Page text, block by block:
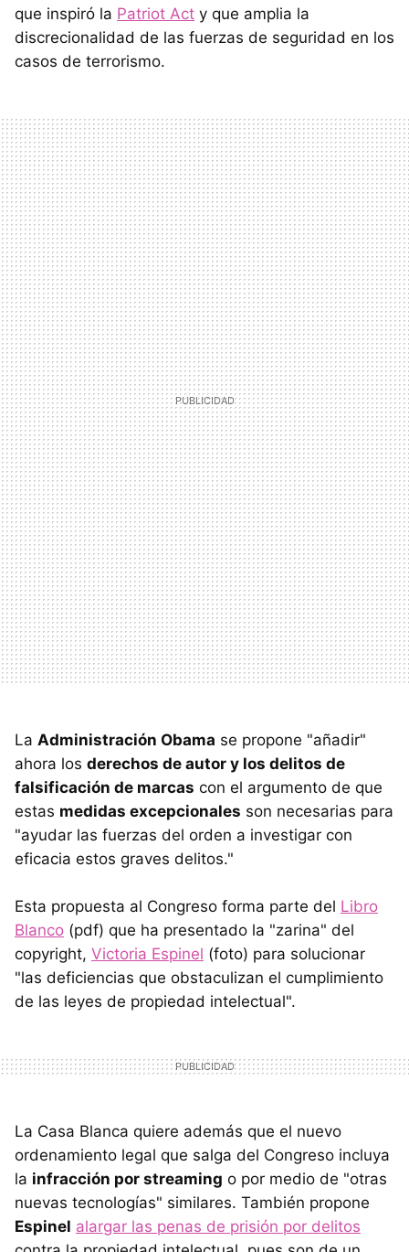
que inspiró la Patriot Act y que amplia la
discrecionalidad de las fuerzas de seguridad en los
casos de terrorismo.
La Administración Obama se propone "añadir"
ahora los derechos de autor y los delitos de
falsificación de marcas con el argumento de que
estas medidas excepcionales son necesarias para
"ayudar las fuerzas del orden a investigar con
eficacia estos graves delitos."
Esta propuesta al Congreso forma parte del Libro
Blanco (pdf) que ha presentado la "zarina" del
copyright, Victoria Espinel (foto) para solucionar
"las deficiencias que obstaculizan el cumplimiento
de las leyes de propiedad intelectual".
La Casa Blanca quiere además que el nuevo
ordenamiento legal que salga del Congreso incluya
la infracción por streaming o por medio de "otras
nuevas tecnologías" similares. También propone
Espinel alargar las penas de prisión por delitos